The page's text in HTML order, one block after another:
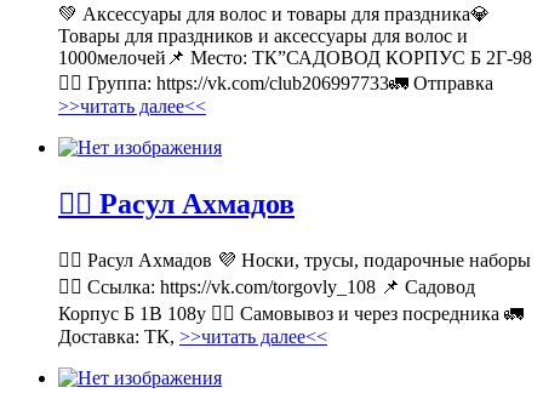
💚 Аксессуары для волос и товары для праздника💎
Товары для праздников и аксессуары для волос и
1000мелочей📌 Место: ТК”САДОВОД КОРПУС Б 2Г-98
👉🏻 Группа: https://vk.com/club206997733🚛 Отправка
>>читать далее<<
💁‍♂ Расул Ахмадов
💁‍♂ Расул Ахмадов 💜 Носки, трусы, подарочные наборы
👉🏻 Ссылка: https://vk.com/torgovly_108 📌 Садовод
Корпус Б 1В 108у 🚶‍♂ Самовывоз и через посредника 🚛
Доставка: ТК, >>читать далее<<